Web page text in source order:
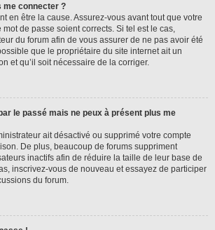
me connecter ?
en être la cause. Assurez-vous avant tout que votre
mot de passe soient corrects. Si tel est le cas,
du forum afin de vous assurer de ne pas avoir été
que le propriétaire du site internet ait un
et qu’il soit nécessaire de la corriger.
le passé mais ne peux à présent plus me
ait désactivé ou supprimé votre compte
De plus, beaucoup de forums suppriment
inactifs afin de réduire la taille de leur base de
inscrivez-vous de nouveau et essayez de participer
du forum.